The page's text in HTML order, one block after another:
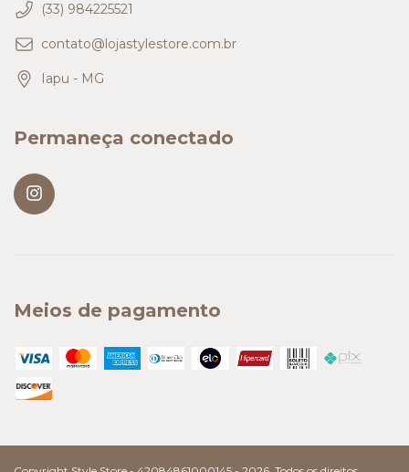
(33) 984225521
contato@lojastylestore.com.br
Iapu - MG
Permaneça conectado
Meios de pagamento